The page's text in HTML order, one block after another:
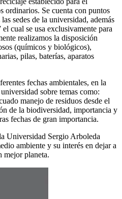
ordinarios. Se cuenta con puntos
sedes de la universidad, además
cual se usa exclusivamente para
realizamos la disposición
(químicos y biológicos),
pilas, baterías, aparatos
fechas ambientales, en la
sobre temas como:
manejo de residuos desde el
de la biodiversidad, importancia y
fechas de gran importancia.
Universidad Sergio Arboleda
ambiente y su interés en dejar a
mejor planeta.